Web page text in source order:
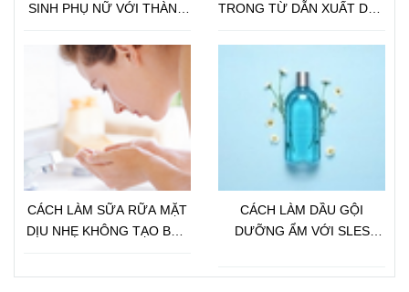
SINH PHỤ NỮ VỚI THÀNH
TRONG TỪ DẪN XUẤT DẦU
CÁCH LÀM SỮA RỮA MẶT
DỊU NHẸ KHÔNG TẠO BỌT
CÁCH LÀM DẦU GỘI
DƯỠNG ẨM VỚI SLES
SULFATE)